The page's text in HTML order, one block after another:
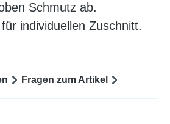
Schmutz ab.
individuellen Zuschnitt.
Fragen zum Artikel